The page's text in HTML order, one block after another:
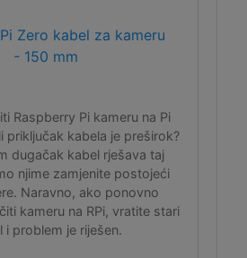
Zero kabel za kameru
- 150 mm
Raspberry Pi kameru na Pi
priključak kabela je preširok?
dugačak kabel rješava taj
njime zamjenite postojeći
Naravno, ako ponovno
kameru na RPi, vratite stari
i problem je riješen.